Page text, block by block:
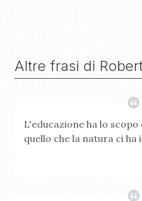
Altre frasi di
L'educazione ha lo
quello che la natura ci ha